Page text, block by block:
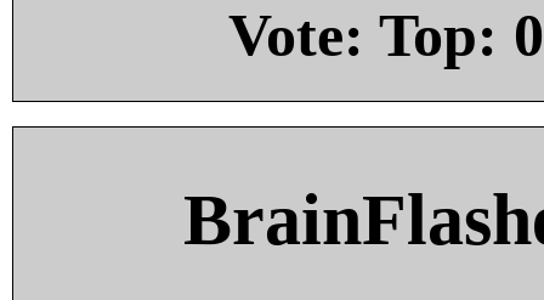
Vote: Top: 0